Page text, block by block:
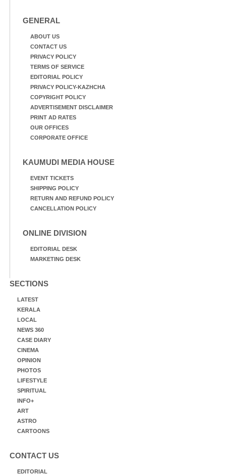
GENERAL
ABOUT US
CONTACT US
PRIVACY POLICY
TERMS OF SERVICE
EDITORIAL POLICY
PRIVACY POLICY-KAZHCHA
COPYRIGHT POLICY
ADVERTISEMENT DISCLAIMER
PRINT AD RATES
OUR OFFICES
CORPORATE OFFICE
KAUMUDI MEDIA HOUSE
EVENT TICKETS
SHIPPING POLICY
RETURN AND REFUND POLICY
CANCELLATION POLICY
ONLINE DIVISION
EDITORIAL DESK
MARKETING DESK
SECTIONS
LATEST
KERALA
LOCAL
NEWS 360
CASE DIARY
CINEMA
OPINION
PHOTOS
LIFESTYLE
SPIRITUAL
INFO+
ART
ASTRO
CARTOONS
CONTACT US
EDITORIAL